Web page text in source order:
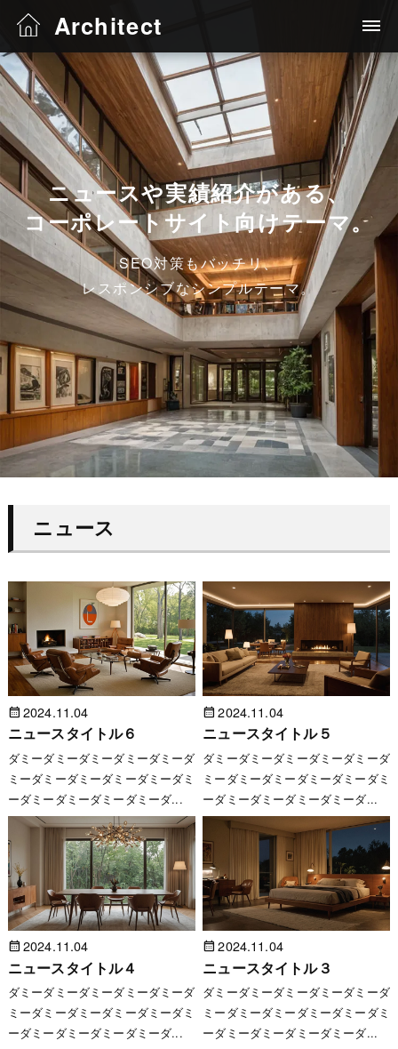
Architect
ニュースや実績紹介がある、
コーポレートサイト向けテーマ。
SEO対策もバッチリ、
レスポンシブなシンプルテーマ。
ニュース
2024.11.04
ニュースタイトル６
ダミーダミーダミーダミーダミーダ
ミーダミーダミーダミーダミーダミ
ーダミーダミーダミーダミーダ...
2024.11.04
ニュースタイトル５
ダミーダミーダミーダミーダミーダ
ミーダミーダミーダミーダミーダミ
ーダミーダミーダミーダミーダ...
2024.11.04
ニュースタイトル４
ダミーダミーダミーダミーダミーダ
ミーダミーダミーダミーダミーダミ
ーダミーダミーダミーダミーダ...
2024.11.04
ニュースタイトル３
ダミーダミーダミーダミーダミーダ
ミーダミーダミーダミーダミーダミ
ーダミーダミーダミーダミーダ...